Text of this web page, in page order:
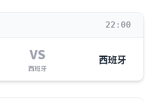
22:00
VS
西班牙
西班牙